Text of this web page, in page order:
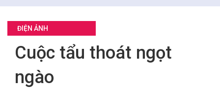
GIỎ HÀNG ĐĂNG NHẬP
FR
ĐIỆN ẢNH
Cuộc tẩu thoát ngọt
ngào